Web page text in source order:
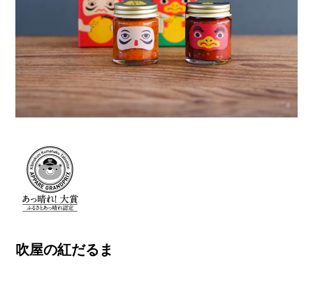
吹屋の紅だるま